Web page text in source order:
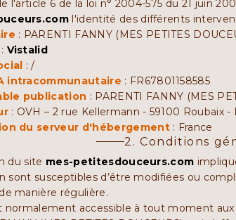
l'article 6 de la loi n° 2004-575 du 21 juin
l'identité des différents
: PARENTI FANNY (MES PETITES
: Vistalid
: /
intracommunautaire : FR67801158585
publication : PARENTI FANNY (MES
: OVH – 2 rue Kellermann - 59100 Roubaix -
du serveur d'hébergement: France
2. Conditions
du site mes-petitesdouceurs.com
sont susceptibles d’être modifiées ou
manière régulière.
normalement accessible à tout moment